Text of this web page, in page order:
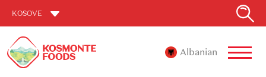
KOSOVE
Albanian